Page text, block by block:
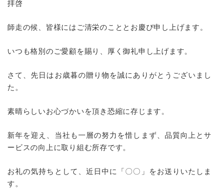
拝啓
師走の候、皆様にはご清栄のこととお慶び申し上げます。
いつも格別のご愛顧を賜り、厚く御礼申し上げます。
さて、先日はお歳暮の贈り物を誠にありがとうございまし
た。
素晴らしいお心づかいを頂き恐縮に存じます。
新年を迎え、当社も一層の努力を惜しまず、品質向上とサ
ービスの向上に取り組む所存です。
お礼の気持ちとして、近日中に「〇〇」をお送りいたしま
す。